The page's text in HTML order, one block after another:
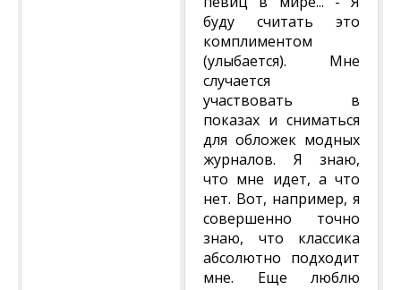
буду считать это
комплиментом
(улыбается). Мне
случается
участвовать в
показах и сниматься
для обложек модных
журналов. Я знаю,
что мне идет, а что
нет. Вот, например, я
совершенно точно
знаю, что классика
абсолютно подходит
мне. Еще люблю